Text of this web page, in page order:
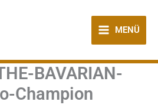
MENÜ
BAVARIAN-
Champion